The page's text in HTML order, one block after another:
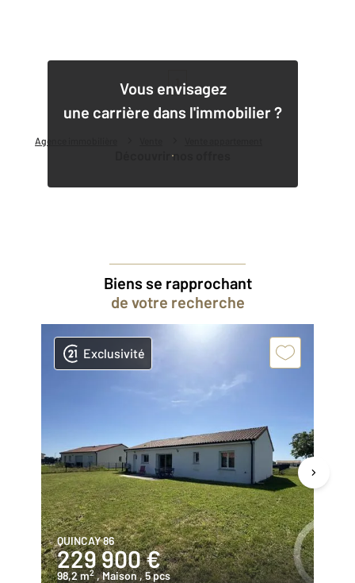
Agence immobilière
Vous envisagez
une carrière dans l'immobilier ?
Découvrir nos offres
1
Biens se rapprochant
de votre recherche
Exclusivité
QUINCAY 86
229 900 €
98,2 m2 , Maison, 5 pcs